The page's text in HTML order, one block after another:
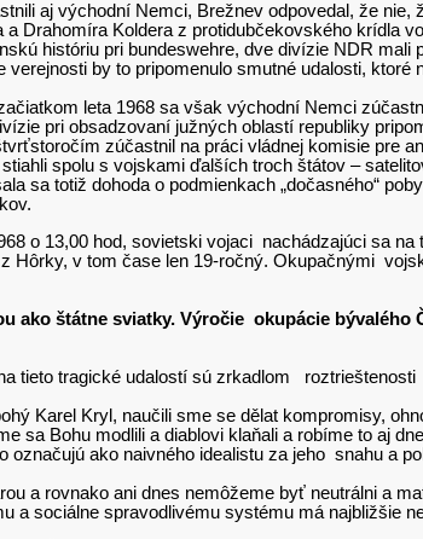
aj východní Nemci, Brežnev odpovedal, že
Drahomíra Koldera z protidubčekovského krídla
históriu pri bundeswehre, dve divízie NDR
by to pripomenulo smutné udalosti, ktoré
leta 1968 sa však východní Nemci
pri obsadzovaní južných oblastí republiky
zúčastnil na práci vládnej komisie pre
spolu s vojskami ďalších troch štátov –
sa totiž dohoda o podmienkach „dočasného“
o 13,00 hod, sovietski vojaci nachádzajúci sa
Hôrky, v tom čase len 19-ročný. Okupačnými
ako štátne sviatky. Výročie okupácie
tieto tragické udalostí sú zrkadlom
Karel Kryl, naučili sme se dělat kompromisy,
sa Bohu modlili a diablovi klaňali a robíme to aj
označujú ako naivného idealistu za jeho snahu a
a rovnako ani dnes nemôžeme byť neutrálni a
a sociálne spravodlivému systému má najbližšie